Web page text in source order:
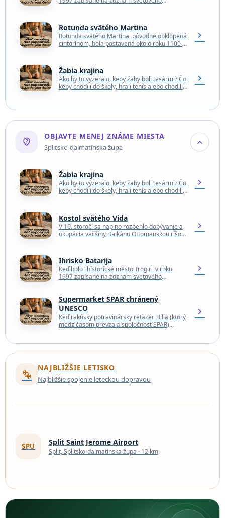
Rotunda svätého Martina
Rotunda svätého Martina, pôvodne obklopená
cintorínom, bola postavená okolo roku 1100 a
chevron_right
Žabia krajina
Ako by to vyzeralo, keby žaby boli tesármi? Čo
keby chodili do školy, hrali tenis alebo chodili
chevron_right
not_listed_location
OBJAVTE MENEJ ZNÁME MIESTA
Splitsko-dalmatínska župa expand_more
Žabia krajina
Ako by to vyzeralo, keby žaby boli tesármi? Čo
keby chodili do školy, hrali tenis alebo chodili
chevron_right
Kostol svätého Vida
V 16. storočí sa naplno rozbehlo dobývanie a
okupácia väčšiny Balkánu Ottomanskou ríšou,
chevron_right
Ihrisko Batarija
Keď bolo "historické mesto Trogir" v roku
1997 zapísané na zoznam svetového
chevron_right
Supermarket SPAR chránený
UNESCO
Keď rakúsky potravinársky reťazec Billa (ktorý
medzičasom prevzala spoločnosť SPAR)
chevron_right
connecting_airports
NAJBLIŽŠIE LETISKO
Najbližšie spojenie leteckou dopravou
SPU Split Saint Jerome Airport
Split, Splitsko-dalmatínska župa · 12 km